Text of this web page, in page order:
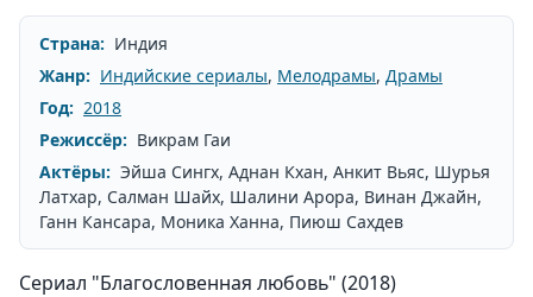
Страна: Индия
Жанр: Индийские сериалы, Мелодрамы, Драмы
Год: 2018
Режиссёр: Викрам Гаи
Актёры: Эйша Сингх, Аднан Кхан, Анкит Вьяс, Шурья
Латхар, Салман Шайх, Шалини Арора, Винан Джайн,
Ганн Кансара, Моника Ханна, Пиюш Сахдев
Сериал "Благословенная любовь" (2018)